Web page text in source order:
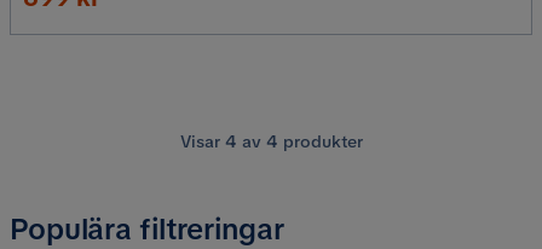
Visar 4 av 4 produkter
Populära filtreringar